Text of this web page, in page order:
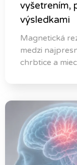
vyšetrením,
výsledkami
Magnetická
medzi
chrbtice a